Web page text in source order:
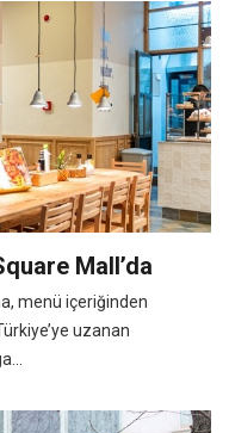
Mall’da
menü içeriğinden
uzanan